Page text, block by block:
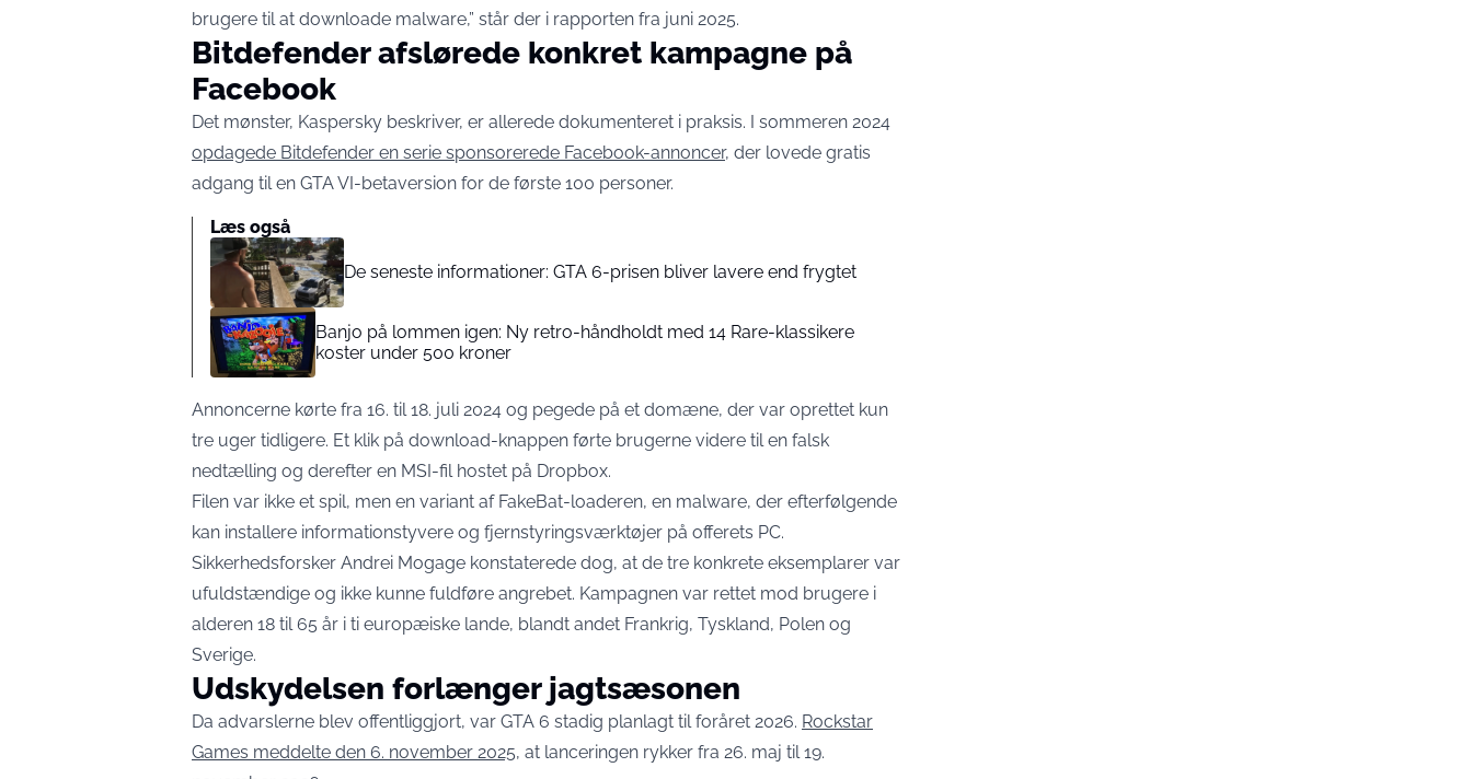
brugere til at downloade malware,” står der i rapporten fra juni 2025.
Bitdefender afslørede konkret kampagne på
Facebook
Det mønster, Kaspersky beskriver, er allerede dokumenteret i praksis. I sommeren 2024
opdagede Bitdefender en serie sponsorerede Facebook-annoncer, der lovede gratis
adgang til en GTA VI-betaversion for de første 100 personer.
Læs også
De seneste informationer: GTA 6-prisen bliver lavere end frygtet
Banjo på lommen igen: Ny retro-håndholdt med 14 Rare-klassikere
koster under 500 kroner
Annoncerne kørte fra 16. til 18. juli 2024 og pegede på et domæne, der var oprettet kun
tre uger tidligere. Et klik på download-knappen førte brugerne videre til en falsk
nedtælling og derefter en MSI-fil hostet på Dropbox.
Filen var ikke et spil, men en variant af FakeBat-loaderen, en malware, der efterfølgende
kan installere informationstyvere og fjernstyringsværktøjer på offerets PC.
Sikkerhedsforsker Andrei Mogage konstaterede dog, at de tre konkrete eksemplarer var
ufuldstændige og ikke kunne fuldføre angrebet. Kampagnen var rettet mod brugere i
alderen 18 til 65 år i ti europæiske lande, blandt andet Frankrig, Tyskland, Polen og
Sverige.
Udskydelsen forlænger jagtsæsonen
Da advarslerne blev offentliggjort, var GTA 6 stadig planlagt til foråret 2026. Rockstar
Games meddelte den 6. november 2025, at lanceringen rykker fra 26. maj til 19.